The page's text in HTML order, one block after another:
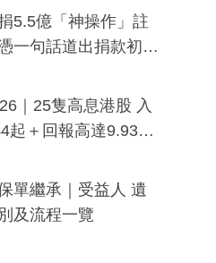
5.5億「神操作」註
一句話道出捐款初
詐騙手段
｜25隻高息港股 入
起＋回報高達9.93
單繼承｜受益人 遺
及流程一覽